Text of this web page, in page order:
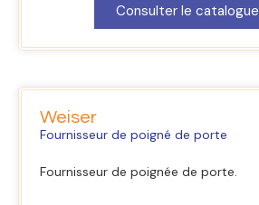
Consulter le catalogue
Weiser
Fournisseur de poigné de porte
Fournisseur de poignée de porte.